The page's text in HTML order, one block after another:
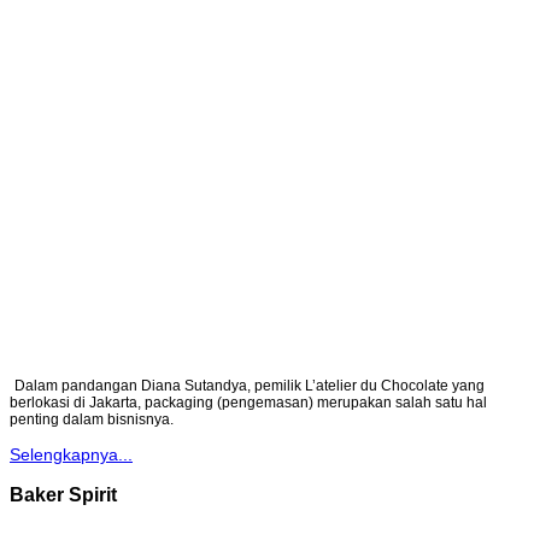
Dalam pandangan Diana Sutandya, pemilik L’atelier du Chocolate yang
berlokasi di Jakarta, packaging (pengemasan) merupakan salah satu hal
penting dalam bisnisnya.
Selengkapnya...
Baker Spirit